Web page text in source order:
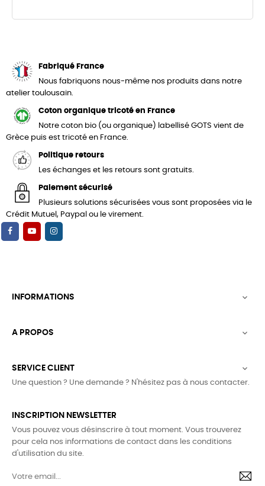
Fabriqué France
Nous fabriquons nous-même nos produits dans notre
atelier toulousain.
Coton organique tricoté en France
Notre coton bio (ou organique) labellisé GOTS vient de
Grèce puis est tricoté en France.
Politique retours
Les échanges et les retours sont gratuits.
Paiement sécurisé
Plusieurs solutions sécurisées vous sont proposées via le
Crédit Mutuel, Paypal ou le virement.
INFORMATIONS 
A PROPOS 
SERVICE CLIENT 
Une question ? Une demande ? N'hésitez pas à nous contacter.
INSCRIPTION NEWSLETTER
Vous pouvez vous désinscrire à tout moment. Vous trouverez
pour cela nos informations de contact dans les conditions
d'utilisation du site.